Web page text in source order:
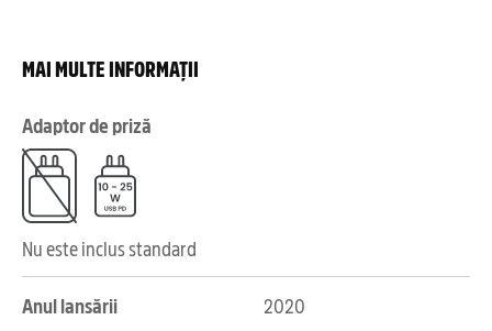
MAI MULTE INFORMAȚII
Adaptor de priză
Nu este inclus standard
Anul lansării 2020